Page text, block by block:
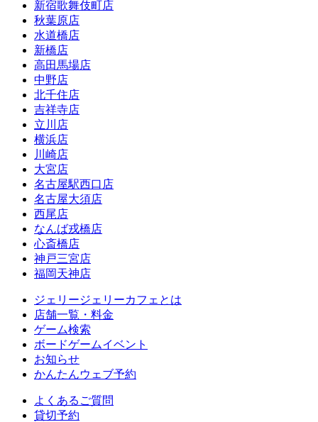
新宿歌舞伎町店
秋葉原店
水道橋店
新橋店
高田馬場店
中野店
北千住店
吉祥寺店
立川店
横浜店
川崎店
大宮店
名古屋駅西口店
名古屋大須店
西尾店
なんば戎橋店
心斎橋店
神戸三宮店
福岡天神店
ジェリージェリーカフェとは
店舗一覧・料金
ゲーム検索
ボードゲームイベント
お知らせ
かんたんウェブ予約
よくあるご質問
貸切予約